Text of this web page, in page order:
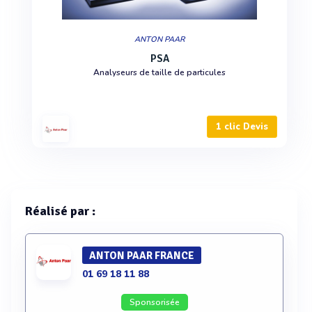
ANTON PAAR
PSA
Analyseurs de taille de particules
1 clic Devis
Réalisé par :
ANTON PAAR FRANCE
01 69 18 11 88
Sponsorisée